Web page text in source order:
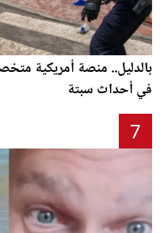
بالدليل.. منصة أمريكية
في أحداث سبتة
7